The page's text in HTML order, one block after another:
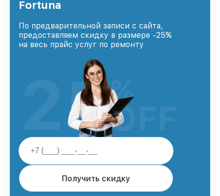
Fortuna
По предварительной записи с сайта,
предоставляем скидку в размере -25%
на весь прайс услуг по ремонту
Получить скидку
25%
OFF